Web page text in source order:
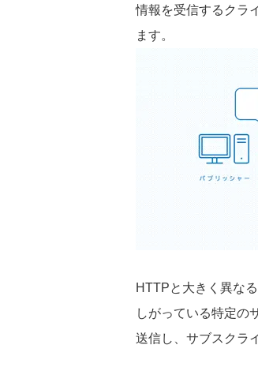
情報を受信するクラ
ます。
HTTPと大きく異な
しがっている特定の
送信し、サブスクラ